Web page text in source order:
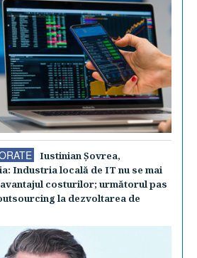
Iustinian Şovrea,
Industria locală de IT nu se mai
costurilor; următorul pas
la dezvoltarea de